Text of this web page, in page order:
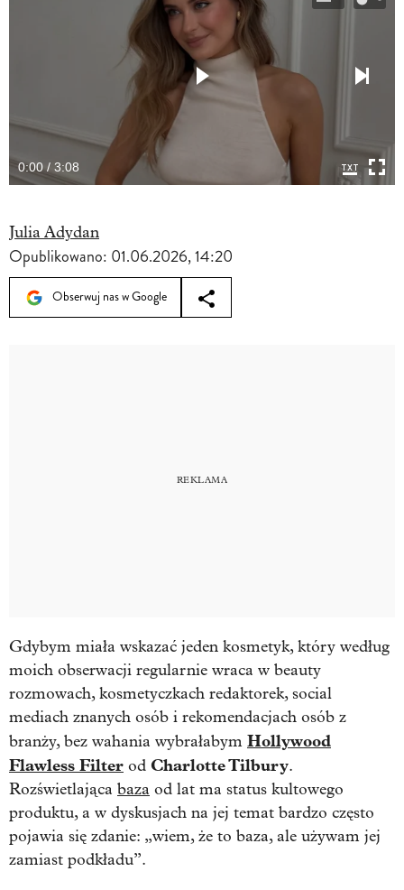
0:00 / 3:08
Julia Adydan
Opublikowano: 01.06.2026, 14:20
Obserwuj nas w Google
Gdybym miała wskazać jeden kosmetyk, który według
moich obserwacji regularnie wraca w beauty
rozmowach, kosmetyczkach redaktorek, social
mediach znanych osób i rekomendacjach osób z
branży, bez wahania wybrałabym Hollywood
Flawless Filter od Charlotte Tilbury.
Rozświetlająca baza od lat ma status kultowego
produktu, a w dyskusjach na jej temat bardzo często
pojawia się zdanie: „wiem, że to baza, ale używam jej
zamiast podkładu”.